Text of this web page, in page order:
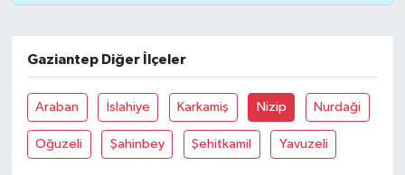
Gaziantep Diğer İlçeler
Araban İslahiye Karkamiş Nizip Nurdaği
Oğuzeli Şahinbey Şehitkamil Yavuzeli